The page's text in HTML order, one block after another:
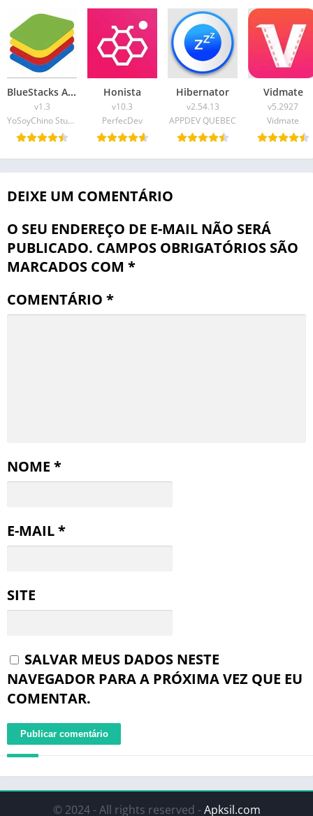
BlueStacks APK
v1.3
YoSoyChino Studio & Katibos YT
Honista
v10.3
PerfecDev
Hibernator
v2.54.13
APPDEV QUEBEC
Vidmate
v5.2927
Vidmate
DEIXE UM COMENTÁRIO
O SEU ENDEREÇO DE E-MAIL NÃO SERÁ
PUBLICADO. CAMPOS OBRIGATÓRIOS SÃO
MARCADOS COM *
COMENTÁRIO *
NOME *
E-MAIL*
SITE
SALVAR MEUS DADOS NESTE
NAVEGADOR PARA A PRÓXIMA VEZ QUE EU
COMENTAR.
© 2024 - All rights reserved -Apksil.com